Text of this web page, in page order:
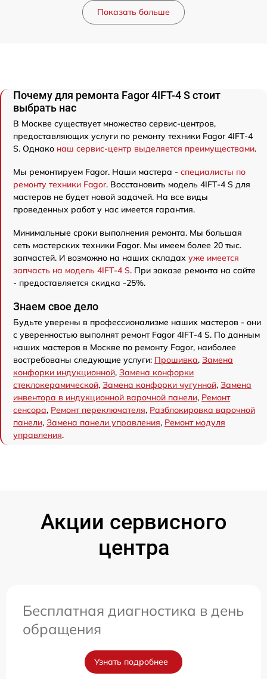
Показать больше
Почему для ремонта Fagor 4IFT-4 S стоит
выбрать нас
В Москве существует множество сервис-центров,
предоставляющих услуги по ремонту техники Fagor 4IFT-4
S. Однако наш сервис-центр выделяется преимуществами.
Мы ремонтируем Fagor. Наши мастера - специалисты по
ремонту техники Fagor. Восстановить модель 4IFT-4 S для
мастеров не будет новой задачей. На все виды
проведенных работ у нас имеется гарантия.
Минимальные сроки выполнения ремонта. Мы большая
сеть мастерских техники Fagor. Мы имеем более 20 тыс.
запчастей. И возможно на наших складах уже имеется
запчасть на модель 4IFT-4 S. При заказе ремонта на сайте
- предоставляется скидка -25%.
Знаем свое дело
Будьте уверены в профессионализме наших мастеров - они
с уверенностью выполнят ремонт Fagor 4IFT-4 S. По данным
наших мастеров в Москве по ремонту Fagor, наиболее
востребованы следующие услуги: Прошивка, Замена
конфорки индукционной, Замена конфорки
стеклокерамической, Замена конфорки чугунной, Замена
инвентора в индукционной варочной панели, Ремонт
сенсора, Ремонт переключателя, Разблокировка варочной
панели, Замена панели управления, Ремонт модуля
управления.
Акции сервисного
центра
Бесплатная диагностика в день
обращения
Узнать подробнее